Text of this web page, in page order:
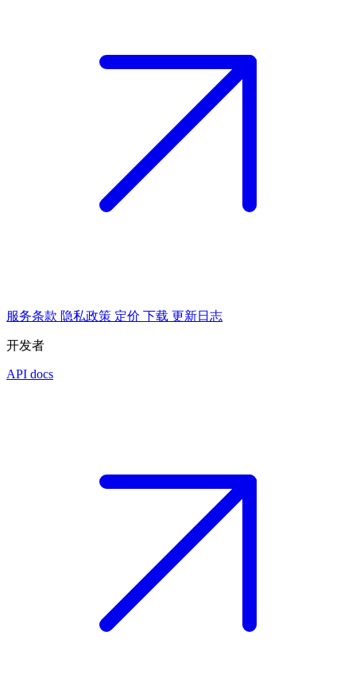
服务条款 隐私政策 定价 下载 更新日志
开发者
API docs